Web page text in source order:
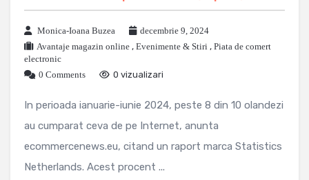
Monica-Ioana Buzea
decembrie 9, 2024
Avantaje magazin online , Evenimente & Stiri , Piata de comert
electronic
0 Comments
0 vizualizari
In perioada ianuarie-iunie 2024, peste 8 din 10 olandezi
au cumparat ceva de pe Internet, anunta
ecommercenews.eu, citand un raport marca Statistics
Netherlands. Acest procent ...